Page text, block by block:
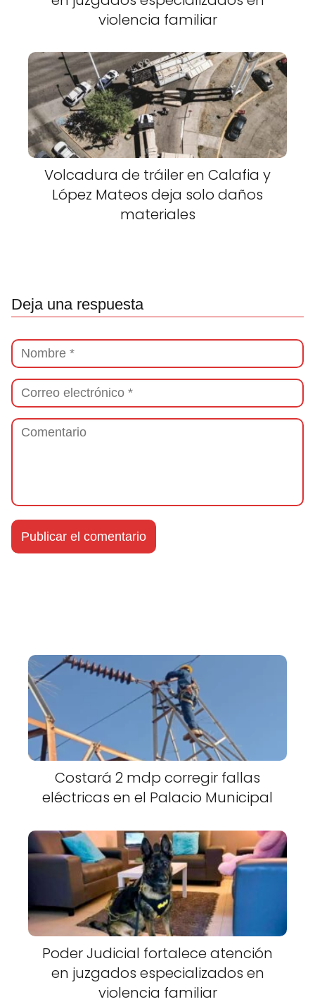
violencia familiar
Volcadura de tráiler en Calafia y
López Mateos deja solo daños
materiales
Deja una respuesta
Costará 2 mdp corregir fallas
eléctricas en el Palacio Municipal
Poder Judicial fortalece atención
en juzgados especializados en
violencia familiar